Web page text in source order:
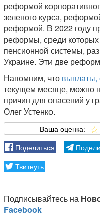
реформой
зеленого курса,
реформой. В 2022 году
реформы, среди
пенсионной системы,
Украине. Эти две
Напомним, что выплаты,
текущем месяце, можно
причин для опасений у
Олег Устенко.